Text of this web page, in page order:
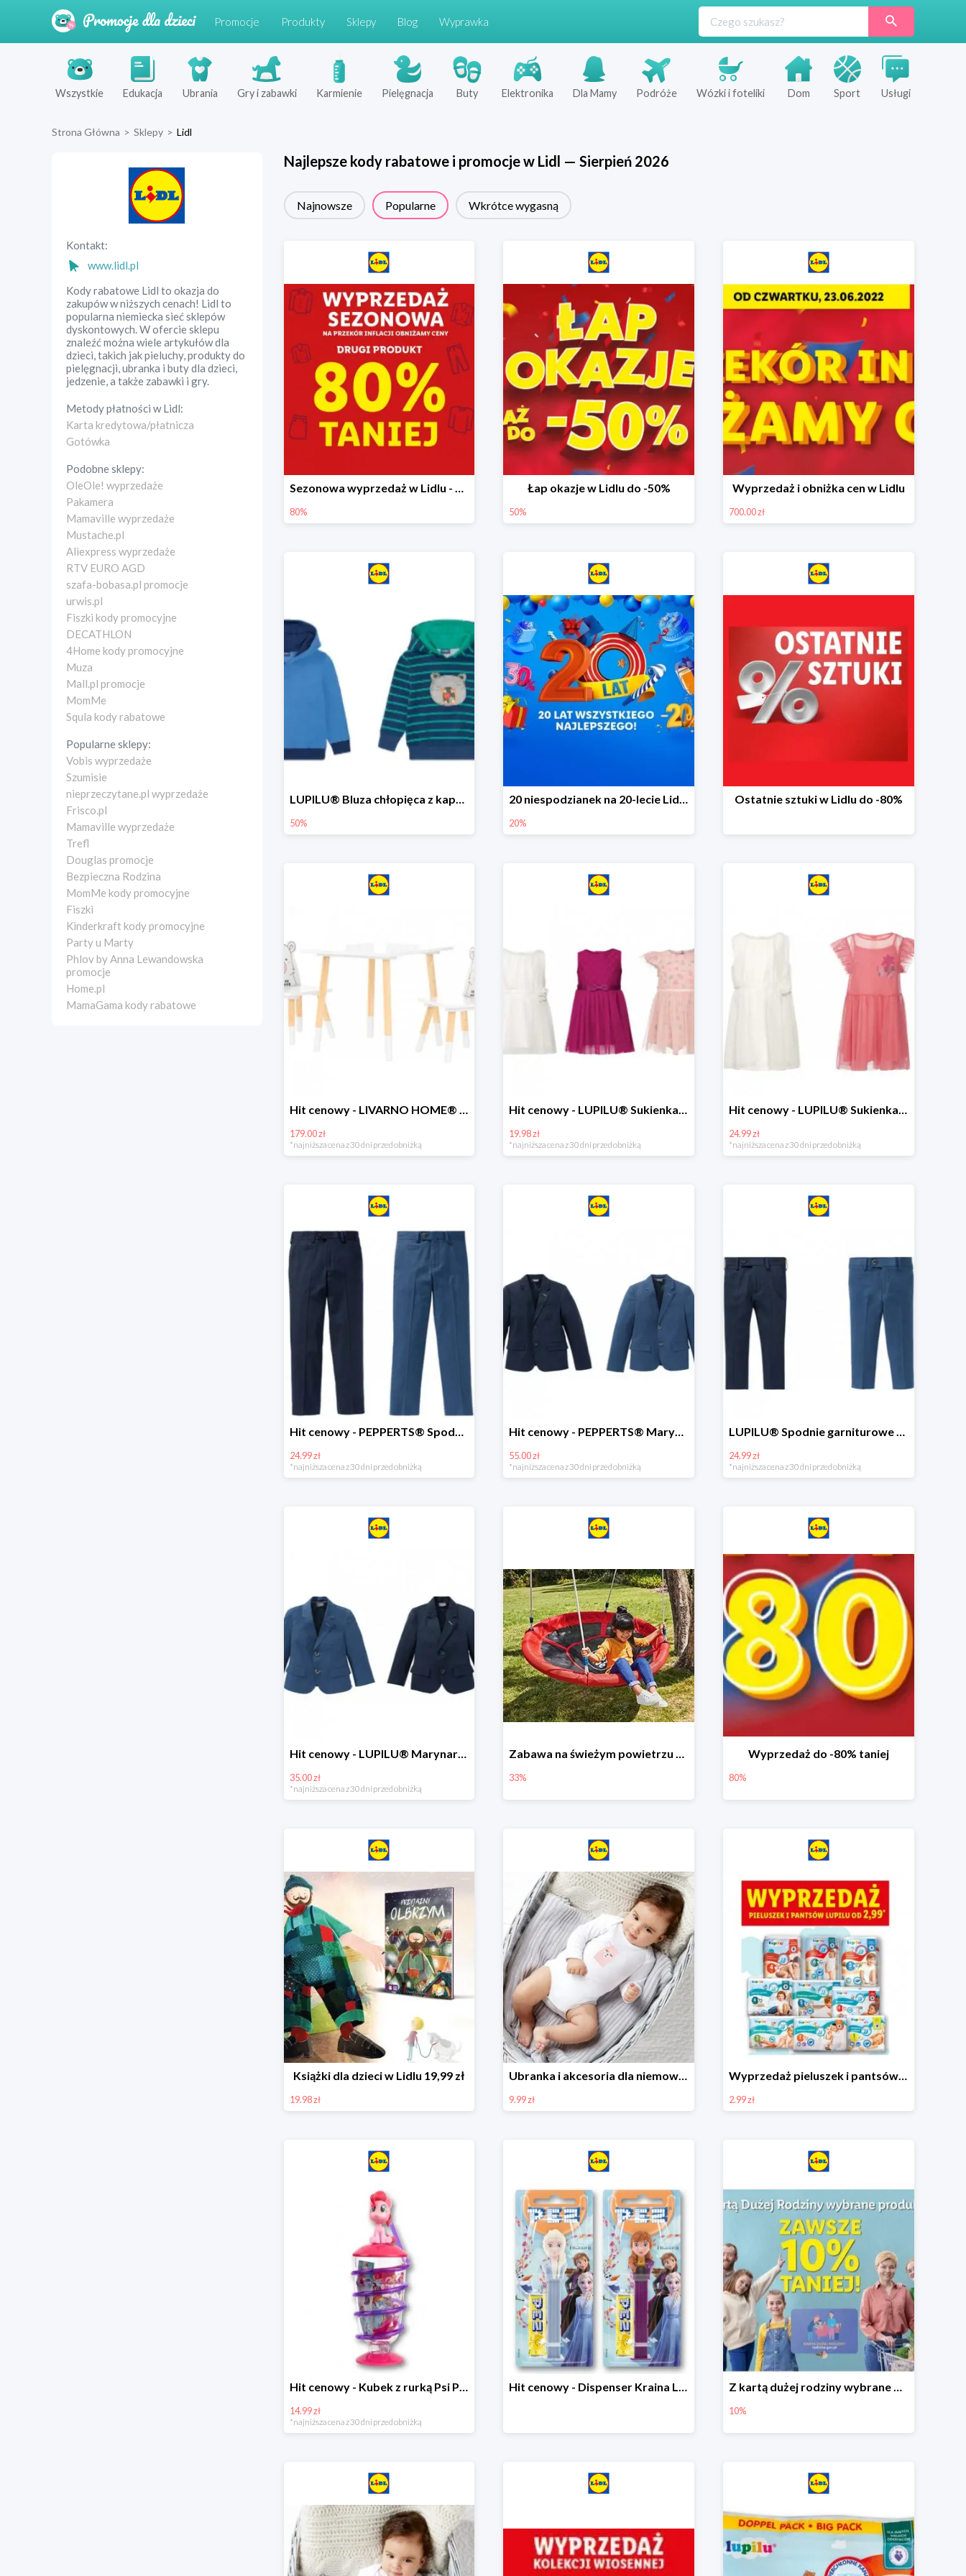
Promocje Produkty Sklepy Blog Wyprawka
Wszystkie Edukacja Ubrania Gry i zabawki Karmienie Pielęgnacja Buty Elektronika Dla Mamy Podróże Wózki i foteliki Dom Sport Usługi
Strona Główna > Sklepy > Lidl
Kontakt:
www.lidl.pl
Kody rabatowe Lidl to okazja do
zakupów w niższych cenach! Lidl to
popularna niemiecka sieć sklepów
dyskontowych. W ofercie sklepu
znaleźć można wiele artykułów dla
dzieci, takich jak pieluchy, produkty do
pielęgnacji, ubranka i buty dla dzieci,
jedzenie, a także zabawki i gry.
Metody płatności wLidl:
Karta kredytowa/płatnicza
Gotówka
Podobne sklepy:
OleOle! wyprzedaże
Pakamera
Mamaville wyprzedaże
Mustache.pl
Aliexpress wyprzedaże
RTV EURO AGD
szafa-bobasa.pl promocje
urwis.pl
Fiszki kody promocyjne
DECATHLON
4Home kody promocyjne
Muza
Mall.pl promocje
MomMe
Squla kody rabatowe
Popularne sklepy:
Vobis wyprzedaże
Szumisie
nieprzeczytane.pl wyprzedaże
Frisco.pl
Mamaville wyprzedaże
Trefl
Douglas promocje
Bezpieczna Rodzina
MomMe kody promocyjne
Fiszki
Kinderkraft kody promocyjne
Party u Marty
Phlov by Anna Lewandowska
promocje
Home.pl
MamaGama kody rabatowe
Najlepsze kody rabatowe i promocje w Lidl — Sierpień 2026
Najnowsze Popularne Wkrótce wygasną
Sezonowa wyprzedaż w Lidlu - drugi produkt -80%
80%
Łap okazje w Lidlu do -50%
50%
Wyprzedaż i obniżka cen w Lidlu
700.00 zł
LUPILU® Bluza chłopięca z kapturem
50%
20 niespodzianek na 20-lecie Lidla do -20%
20%
Ostatnie sztuki w Lidlu do -80%
Hit cenowy - LIVARNO HOME® Stolik i 2 krzesełka dla dzieci
179.00 zł
*najniższa cena z 30 dni przed obniżką
Hit cenowy - LUPILU® Sukienka niemowlęca
19.98 zł
*najniższa cena z 30 dni przed obniżką
Hit cenowy - LUPILU® Sukienka dziewczęca
24.99 zł
*najniższa cena z 30 dni przed obniżką
Hit cenowy - PEPPERTS® Spodnie garniturowe młodzieżowe
24.99 zł
*najniższa cena z 30 dni przed obniżką
Hit cenowy - PEPPERTS® Marynarka młodzieżowa
55.00 zł
*najniższa cena z 30 dni przed obniżką
LUPILU® Spodnie garniturowe chłopięce
24.99 zł
*najniższa cena z 30 dni przed obniżką
Hit cenowy - LUPILU® Marynarka chłopięca
35.00 zł
*najniższa cena z 30 dni przed obniżką
Zabawa na świeżym powietrzu w Lidlu do -33%
33%
Wyprzedaż do -80% taniej
80%
Książki dla dzieci w Lidlu 19,99 zł
19.98 zł
Ubranka i akcesoria dla niemowląt w Lidlu od 9,99 zł
9.99 zł
Wyprzedaż pieluszek i pantsów LUPILU od 2,99 zł
2.99 zł
Hit cenowy - Kubek z rurką Psi Patrol, PONY, Minionki, Peppa
14.99 zł
*najniższa cena z 30 dni przed obniżką
Hit cenowy - Dispenser Kraina Lodu Z kartą dużej rodziny wybrane produkty w Lidlu -10%
10%